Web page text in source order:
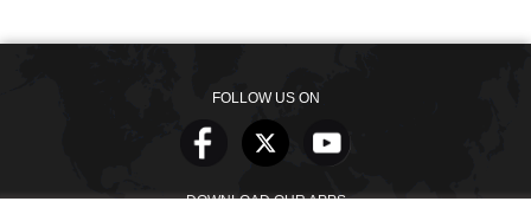
FOLLOW US ON
DOWNLOAD OUR APPS